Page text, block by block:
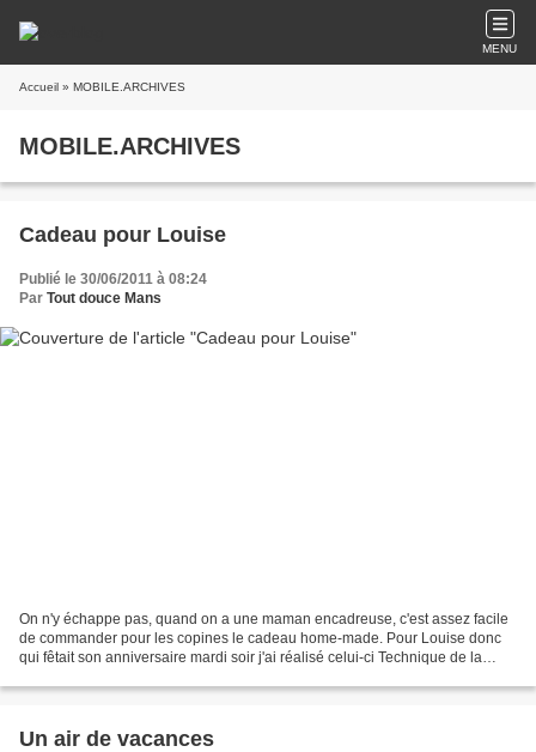
MENU
Accueil » MOBILE.ARCHIVES
MOBILE.ARCHIVES
Cadeau pour Louise
Publié le 30/06/2011 à 08:24
Par Tout douce Mans
On n'y échappe pas, quand on a une maman encadreuse, c'est assez facile
de commander pour les copines le cadeau home-made. Pour Louise donc
qui fêtait son anniversaire mardi soir j'ai réalisé celui-ci Technique de la
Un air de vacances